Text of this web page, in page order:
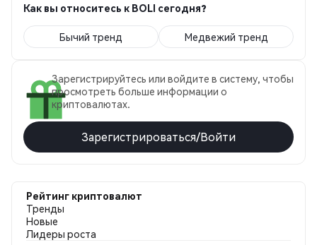
Как вы относитесь к BOLI сегодня?
Бычий тренд Медвежий тренд
Зарегистрируйтесь или войдите в систему, чтобы
просмотреть больше информации о
криптовалютах.
Зарегистрироваться/Войти
Рейтинг криптовалют
Тренды
Новые
Лидеры роста